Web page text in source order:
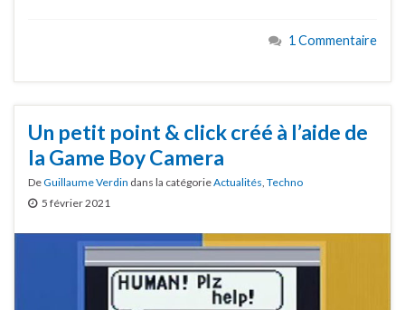
1 Commentaire
Un petit point & click créé à l’aide de
la Game Boy Camera
DeGuillaume Verdin dans la catégorieActualités Techno
5 février 2021